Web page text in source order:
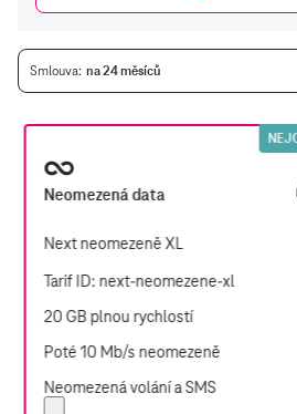
Smlouva na 24 měsíců
Neomezená data
Next neomezeně XL
Tarif ID: next-neomezene-xl
20 GB plnou rychlostí
Poté10 Mb/s neomezeně
Neomezenávolání a SMS